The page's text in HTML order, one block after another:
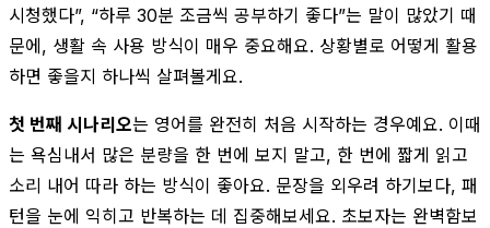
시청했다”, “하루 30분 조금씩 공부하기 좋다”는 말이 많았기 때
문에, 생활 속 사용 방식이 매우 중요해요. 상황별로 어떻게 활용
하면 좋을지 하나씩 살펴볼게요.
첫 번째 시나리오는 영어를 완전히 처음 시작하는 경우예요. 이때
는 욕심내서 많은 분량을 한 번에 보지 말고, 한 번에 짧게 읽고
소리 내어 따라 하는 방식이 좋아요. 문장을 외우려 하기보다, 패
턴을 눈에 익히고 반복하는 데 집중해보세요. 초보자는 완벽함보